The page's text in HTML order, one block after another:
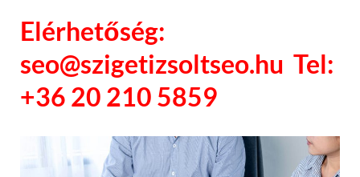
Elérhetőség:
seo@szigetizsoltseo.hu Tel:
+36 20 210 5859